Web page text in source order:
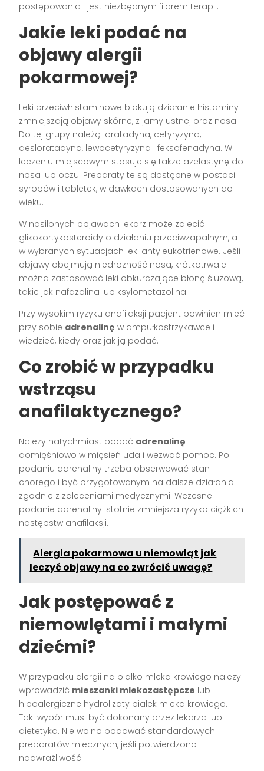
postępowania i jest niezbędnym filarem terapii.
Jakie leki podać na
objawy alergii
pokarmowej?
Leki przeciwhistaminowe blokują działanie histaminy i
zmniejszają objawy skórne, z jamy ustnej oraz nosa.
Do tej grupy należą loratadyna, cetyryzyna,
desloratadyna, lewocetyryzyna i feksofenadyna. W
leczeniu miejscowym stosuje się także azelastynę do
nosa lub oczu. Preparaty te są dostępne w postaci
syropów i tabletek, w dawkach dostosowanych do
wieku.
W nasilonych objawach lekarz może zalecić
glikokortykosteroidy o działaniu przeciwzapalnym, a
w wybranych sytuacjach leki antyleukotrienowe. Jeśli
objawy obejmują niedrożność nosa, krótkotrwale
można zastosować leki obkurczające błonę śluzową,
takie jak nafazolina lub ksylometazolina.
Przy wysokim ryzyku anafilaksji pacjent powinien mieć
przy sobie adrenalinę w ampułkostrzykawce i
wiedzieć, kiedy oraz jak ją podać.
Co zrobić w przypadku
wstrząsu
anafilaktycznego?
Należy natychmiast podać adrenalinę
domięśniowo w mięsień uda i wezwać pomoc. Po
podaniu adrenaliny trzeba obserwować stan
chorego i być przygotowanym na dalsze działania
zgodnie z zaleceniami medycznymi. Wczesne
podanie adrenaliny istotnie zmniejsza ryzyko ciężkich
następstw anafilaksji.
Alergia pokarmowa u niemowląt jak
leczyć objawy na co zwrócić uwagę?
Jak postępować z
niemowlętami i małymi
dziećmi?
W przypadku alergii na białko mleka krowiego należy
wprowadzić mieszanki mlekozastępcze lub
hipoalergiczne hydrolizaty białek mleka krowiego.
Taki wybór musi być dokonany przez lekarza lub
dietetyka. Nie wolno podawać standardowych
preparatów mlecznych, jeśli potwierdzono
nadwrażliwość.